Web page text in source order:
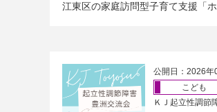
江東区の家庭訪問型子育て支援「
公開日：2026年
こども
ＫＪ起立性調節